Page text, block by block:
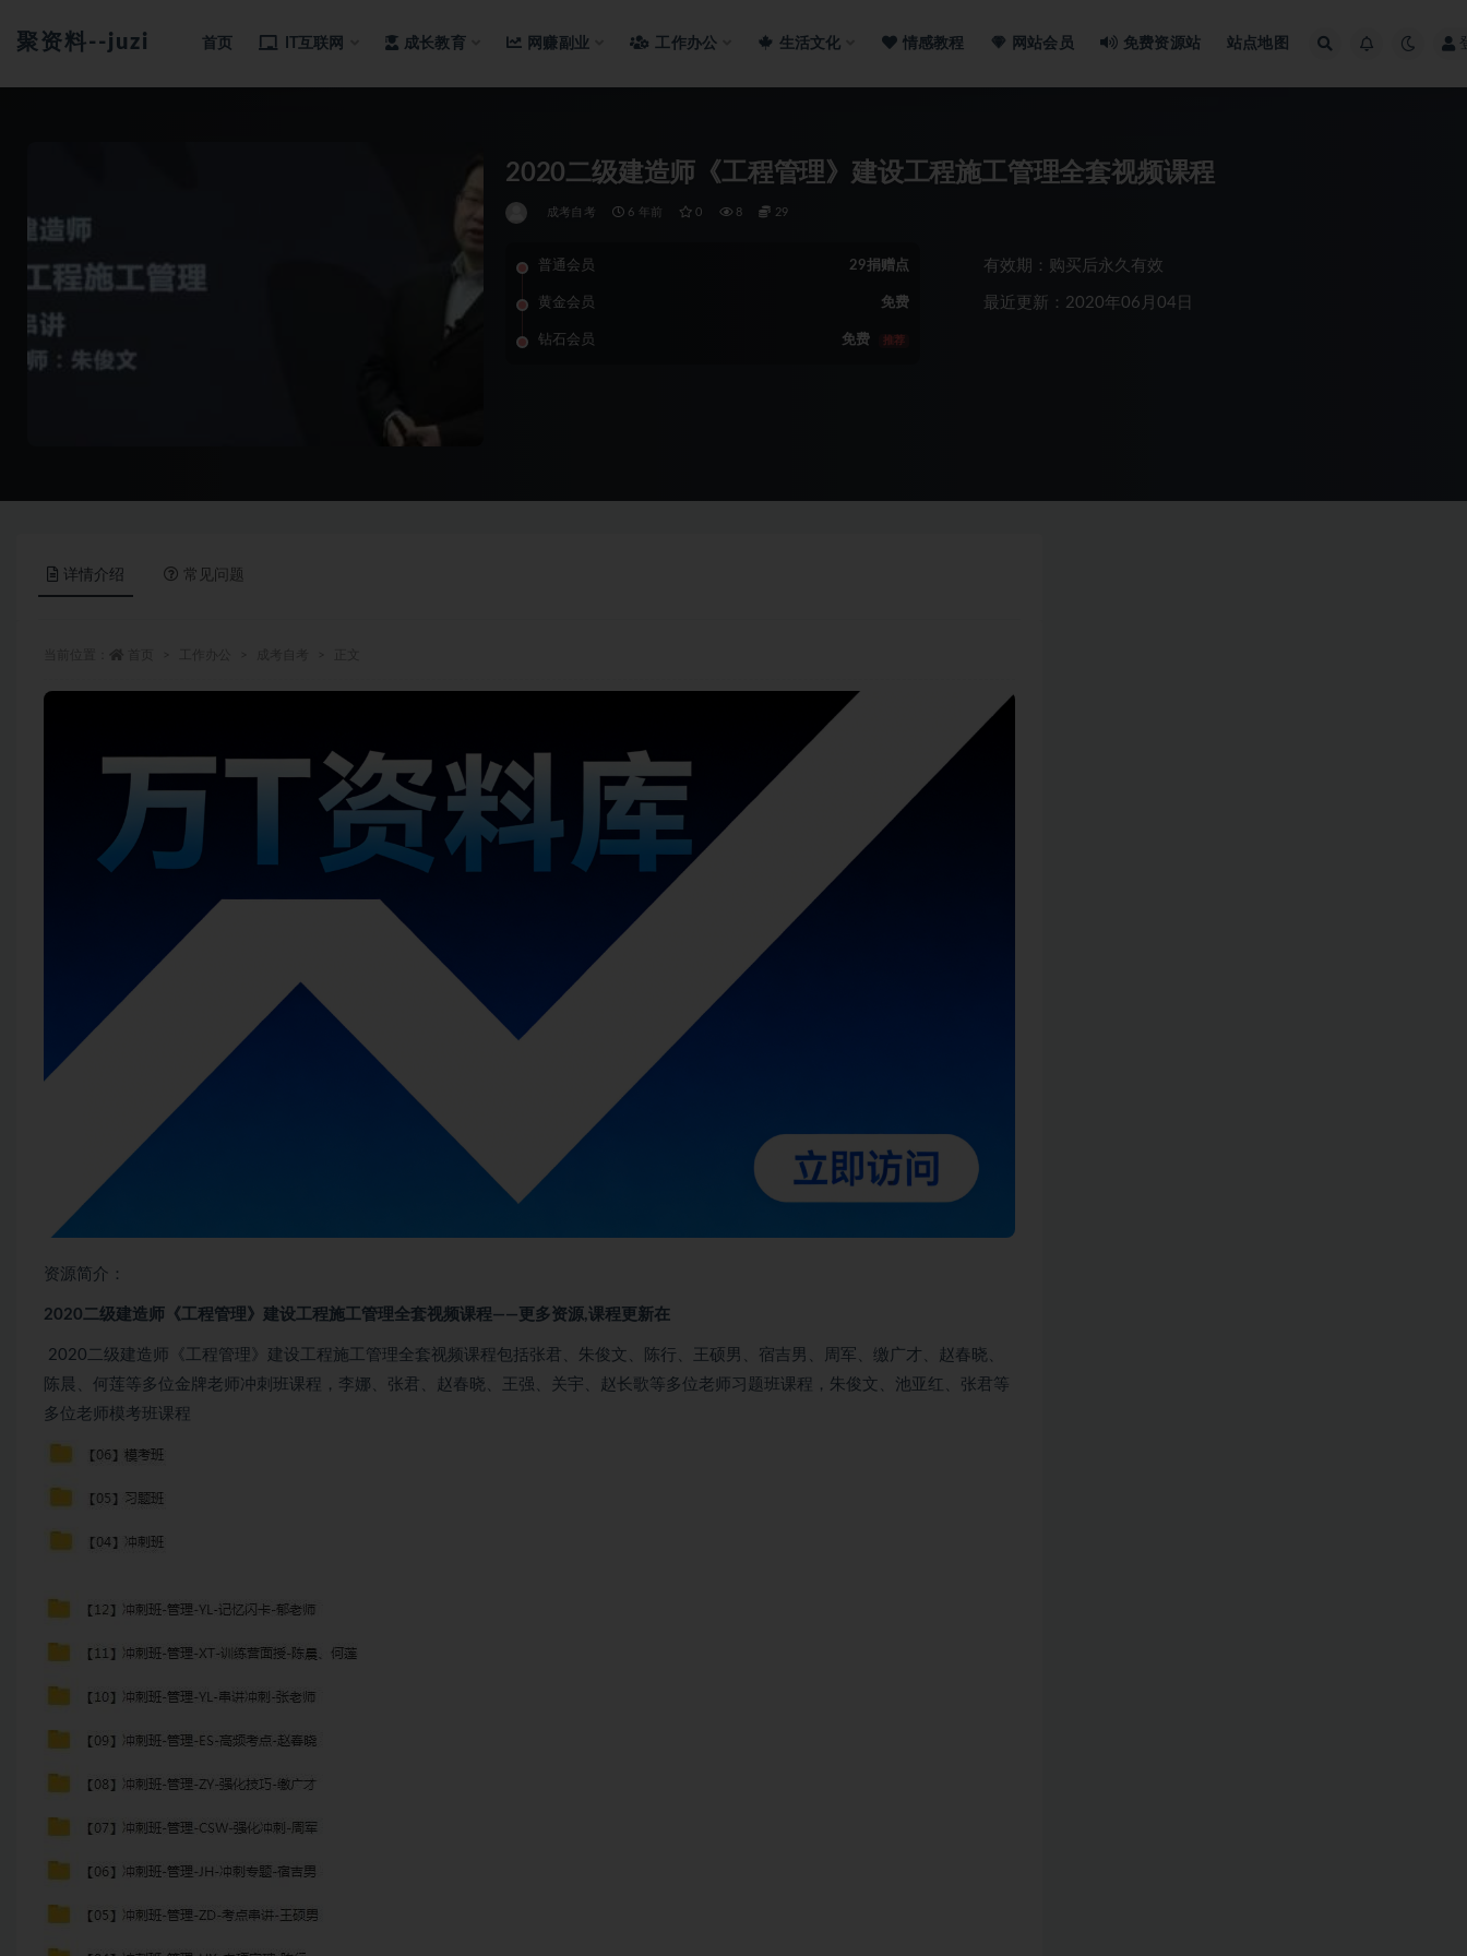
聚资料--juziliao.com--全网资料整合平台
首页 IT互联网 成长教育 网赚副业 工作办公 生活文化 情感教程 网站会员 免费资源站 站点地图
2020二级建造师《工程管理》建设工程施工管理全套视频课程
成考自考 6 年前 0 8 29
普通会员 29捐赠点
黄金会员 免费
钻石会员 免费 推荐
有效期：购买后永久有效
最近更新：2020年06月04日
详情介绍 常见问题
资源简介：
2020二级建造师《工程管理》建设工程施工管理全套视频课程——更多资源,课程更新在
2020二级建造师《工程管理》建设工程施工管理全套视频课程包括张君、朱俊文、陈行、王硕男、宿吉男、周军、缴广才、赵春晓、
陈晨、何莲等多位金牌老师冲刺班课程，李娜、张君、赵春晓、王强、关宇、赵长歌等多位老师习题班课程，朱俊文、池亚红、张君等
多位老师模考班课程